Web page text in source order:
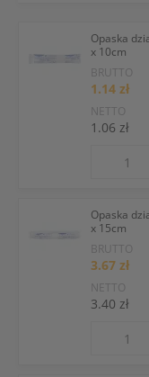
Opaska
x 10cm
BRUTTO
1.14 zł
NETTO
1.06 zł
Opaska
x 15cm
BRUTTO
3.67 zł
NETTO
3.40 zł